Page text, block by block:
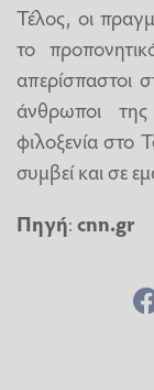
Τέλος, οι
το
απερίσπαστοι
άνθρωποι
φιλοξενία στο
συμβεί και σε
Πηγή:cnn.gr